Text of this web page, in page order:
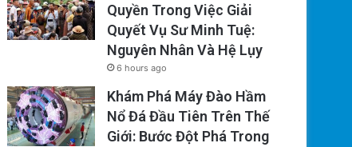
Quyền Trong Việc Giải
Quyết Vụ Sư Minh Tuệ:
Nguyên Nhân Và Hệ Lụy
6 hours ago
Khám Phá Máy Đào Hầm
Nổ Đá Đầu Tiên Trên Thế
Giới: Bước Đột Phá Trong